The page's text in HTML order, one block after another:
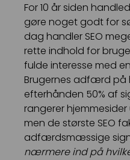
For 10 år siden
gøre noget godt for
dag handler SEO
rette indhold for
fulde interesse med
Brugernes adfærd på
efterhånden 50% af
rangerer hjemmesider
men de største SEO
adfærdsmæssige
nærmere ind på